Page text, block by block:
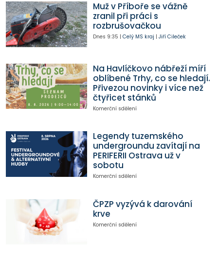
Muž v Příboře se vážně
zranil při práci s
rozbrušovačkou
Dnes 9:35 | Celý MS kraj | Jiří Cileček
Na Havlíčkovo nábřeží míří
oblíbené Trhy, co se hledají.
Přivezou novinky i více než
čtyřicet stánků
Komerční sdělení
Legendy tuzemského
undergroundu zavítají na
PERIFERII Ostrava už v
sobotu
Komerční sdělení
ČPZP vyzývá k darování
krve
Komerční sdělení